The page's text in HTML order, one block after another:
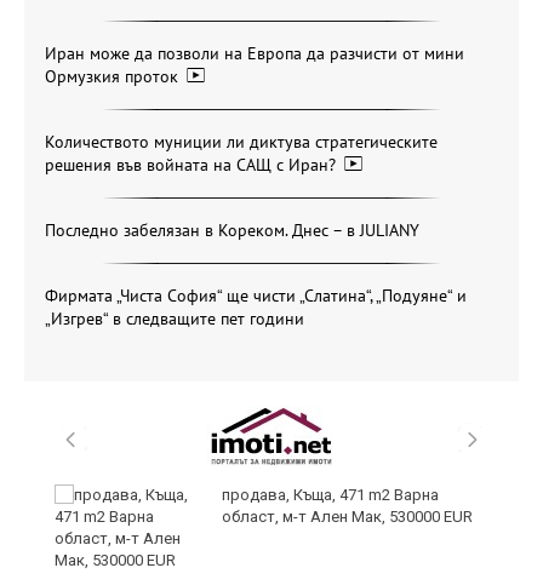
Иран може да позволи на Европа да разчисти от мини
Ормузкия проток
Количеството муниции ли диктува стратегическите
решения във войната на САЩ с Иран?
Последно забелязан в Кореком. Днес – в JULIANY
Фирмата „Чиста София“ ще чисти „Слатина“, „Подуяне“ и
„Изгрев“ в следващите пет години
продава, Къща, 471 m2 Варна
област, м-т Ален Мак, 530000 EUR